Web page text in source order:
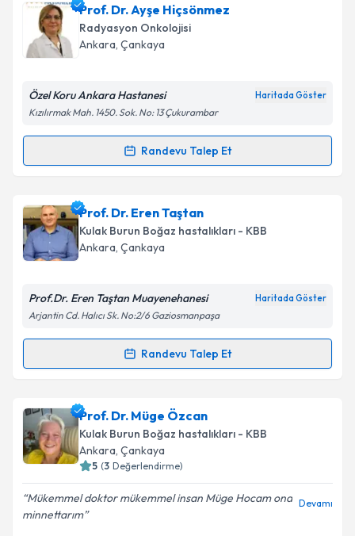
Op. Dr. Fatma Ünal Tunçkaşıkiçin randevu takvimi
talebi oluşturun. Size bu uzmandan randevu almanız
için bir takvim hazırlandığında e-posta ile
bilgilendireceğiz.
Kişisel verilerimin işlenmesine ilişkinAydınlatma
kapsamda işlenmesini kabul ediyorum.
Takvim Talebini Gönder
Prof. Dr. Ayşe Hiçsönmez
Radyasyon Onkolojisi
Ankara, Çankaya
Özel Koru Ankara Hastanesi Haritada Göster
Kızılırmak Mah. 1450. Sok. No: 13 Çukurambar
Randevu Talep Et
Randevu Takvimi Talebi
Prof. Dr. Ayşe Hiçsönmeziçin randevu takvimi talebi
oluşturun. Size bu uzmandan randevu almanız için bir
takvim hazırlandığında e-posta ile bilgilendireceğiz.
Kişisel verilerimin işlenmesine ilişkin
Metni'ni okudum ve kişisel verilerimin belirtilen
Takvim Talebini Gönder
Prof. Dr. Eren Taştan
Kulak Burun Boğaz hastalıkları - KBB
Ankara, Çankaya
Prof.Dr. Eren Taştan Muayenehanesi Haritada Göster
Arjantin Cd. Halıcı Sk. No:2/6 Gaziosmanpaşa
Randevu Talep Et
Randevu Takvimi Talebi
Prof. Dr. Eren Taştaniçin randevu takvimi talebi
oluşturun. Size bu uzmandan randevu almanız için bir
takvim hazırlandığında e-posta ile bilgilendireceğiz.
Prof. Dr. Müge Özcan
Kulak Burun Boğaz hastalıkları - KBB
Ankara, Çankaya
5 (3 Değerlendirme)
Mükemmel doktor mükemmel insan Müge Hocam ona
minnettarım
Devamı